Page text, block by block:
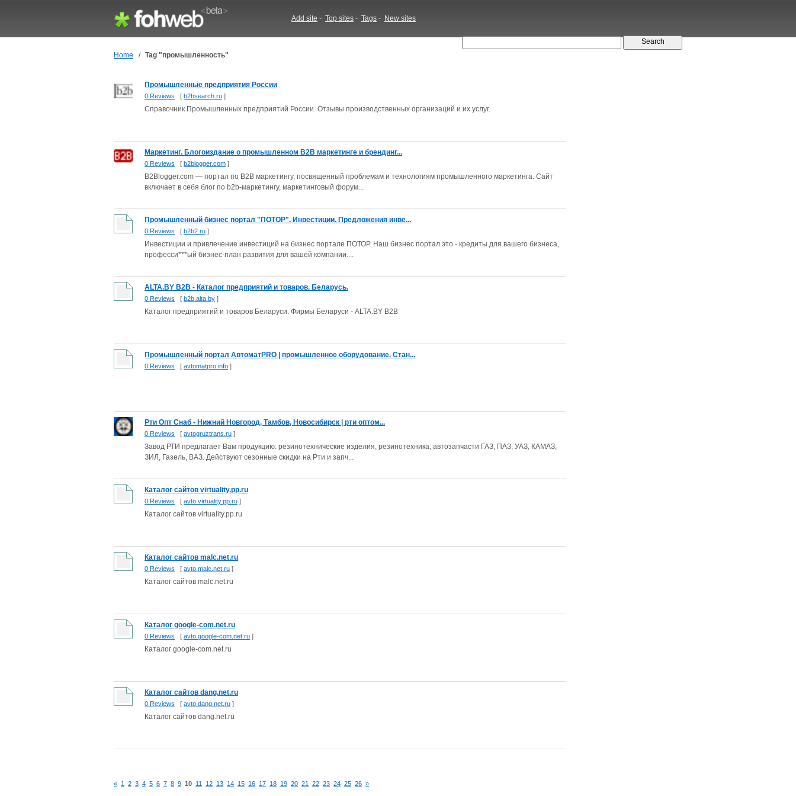
Add site - Top sites - Tags - New sites
Home / Tag "промышленность"
Промышленные предприятия России
0 Reviews [ b2bsearch.ru ]
Справочник Промышленных предприятий России. Отзывы производственных организаций и их услуг.
Маркетинг. Блогоиздание о промышленном B2B маркетинге и брендинг...
0 Reviews [ b2blogger.com ]
B2Blogger.com — портал по B2B маркетингу, посвященный проблемам и технологиям промышленного маркетинга. Сайт
включает в себя блог по b2b-маркетингу, маркетинговый форум...
Промышленный бизнес портал "ПОТОР". Инвестиции. Предложения инве...
0 Reviews [ b2b2.ru ]
Инвестиции и привлечение инвестиций на бизнес портале ПОТОР. Наш бизнес портал это - кредиты для вашего бизнеса,
професси***ый бизнес-план развития для вашей компании....
ALTA.BY B2B - Каталог предприятий и товаров. Беларусь.
0 Reviews [ b2b.alta.by ]
Каталог предприятий и товаров Беларуси. Фирмы Беларуси - ALTA.BY B2B
Промышленный портал АвтоматPRO | промышленное оборудование. Стан...
0 Reviews [ avtomatpro.info ]
Рти Опт Снаб - Нижний Новгород, Тамбов, Новосибирск | рти оптом...
0 Reviews [ avtogruztrans.ru ]
Завод РТИ предлагает Вам продукцию: резинотехнические изделия, резинотехника, автозапчасти ГАЗ, ПАЗ, УАЗ, КАМАЗ,
ЗИЛ, Газель, ВАЗ. Действуют сезонные скидки на Рти и запч...
Каталог сайтов virtuality.pp.ru
0 Reviews [ avto.virtuality.pp.ru ]
Каталог сайтов virtuality.pp.ru
Каталог сайтов malc.net.ru
0 Reviews [ avto.malc.net.ru ]
Каталог сайтов malc.net.ru
Каталог google-com.net.ru
0 Reviews [ avto.google-com.net.ru ]
Каталог google-com.net.ru
Каталог сайтов dang.net.ru
0 Reviews [ avto.dang.net.ru ]
Каталог сайтов dang.net.ru
« 1 2 3 4 5 6 7 8 9 10 11 12 13 14 15 16 17 18 19 20 21 22 23 24 25 26 »